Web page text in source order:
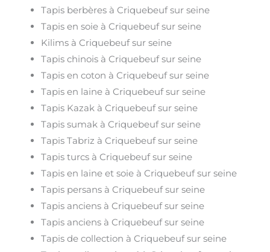
Tapis berbères à Criquebeuf sur seine
Tapis en soie à Criquebeuf sur seine
Kilims à Criquebeuf sur seine
Tapis chinois à Criquebeuf sur seine
Tapis en coton à Criquebeuf sur seine
Tapis en laine à Criquebeuf sur seine
Tapis Kazak à Criquebeuf sur seine
Tapis sumak à Criquebeuf sur seine
Tapis Tabriz à Criquebeuf sur seine
Tapis turcs à Criquebeuf sur seine
Tapis en laine et soie à Criquebeuf sur seine
Tapis persans à Criquebeuf sur seine
Tapis anciens à Criquebeuf sur seine
Tapis anciens à Criquebeuf sur seine
Tapis de collection à Criquebeuf sur seine